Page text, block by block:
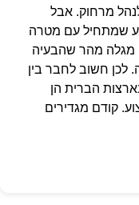
מרחוק. אבל
שמתחיל עם מטרה
מהר שהבעיה
חשוב לחבר בין
הברית הן
קודם מגדירים